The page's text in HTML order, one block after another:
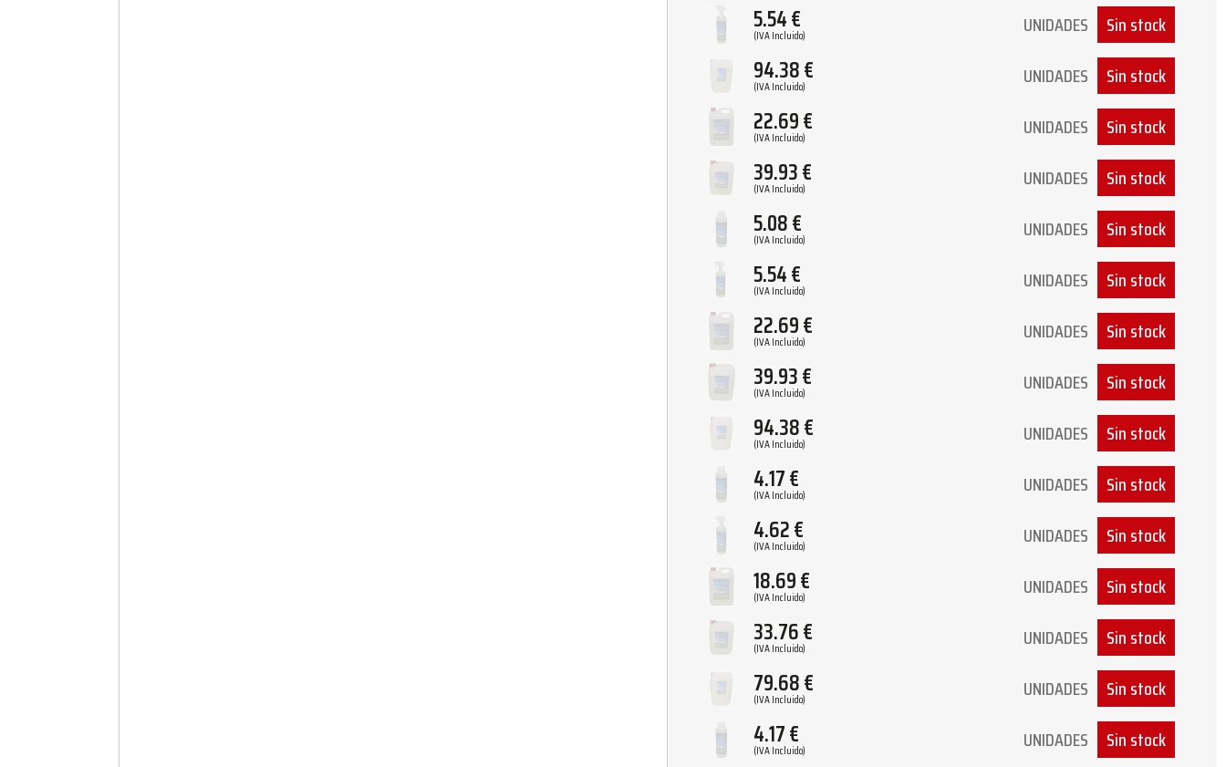
5.54€
(IVA Incluido) UNIDADES Sin stock
94.38€
(IVA Incluido) UNIDADES Sin stock
22.69€
(IVA Incluido) UNIDADES Sin stock
39.93€
(IVA Incluido) UNIDADES Sin stock
5.08€
(IVA Incluido) UNIDADES Sin stock
5.54€
(IVA Incluido) UNIDADES Sin stock
22.69€
(IVA Incluido) UNIDADES Sin stock
39.93€
(IVA Incluido) UNIDADES Sin stock
94.38€
(IVA Incluido) UNIDADES Sin stock
4.17€
(IVA Incluido) UNIDADES Sin stock
4.62€
(IVA Incluido) UNIDADES Sin stock
18.69€
(IVA Incluido) UNIDADES Sin stock
33.76€
(IVA Incluido) UNIDADES Sin stock
79.68€
(IVA Incluido) UNIDADES Sin stock
4.17€
(IVA Incluido) UNIDADES Sin stock